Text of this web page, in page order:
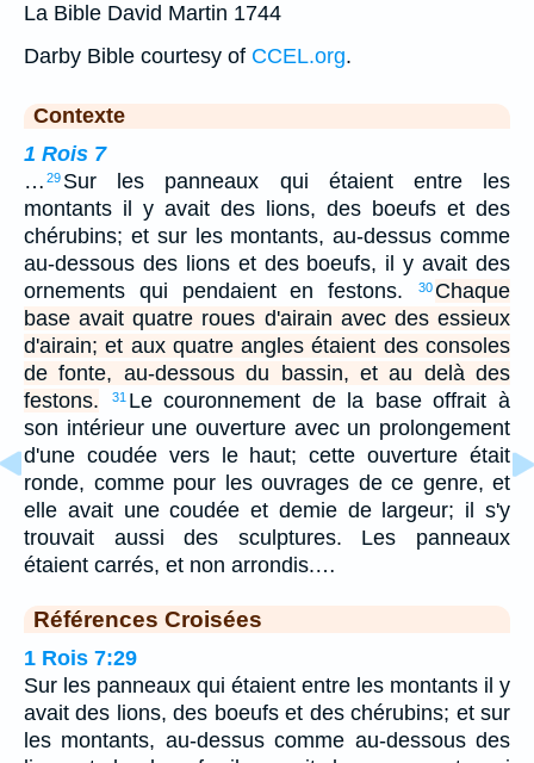
La Bible David Martin 1744
Darby Bible courtesy of CCEL.org.
Contexte
1 Rois 7
… 29 Sur les panneaux qui étaient entre les
montants il y avait des lions, des boeufs et des
chérubins; et sur les montants, au-dessus comme
au-dessous des lions et des boeufs, il y avait des
ornements qui pendaient en festons.
30 Chaque
base avait quatre roues d'airain avec des essieux
d'airain; et aux quatre angles étaient des consoles
de fonte, au-dessous du bassin, et au delà des
festons.
31 Le couronnement de la base offrait à
son intérieur une ouverture avec un prolongement
d'une coudée vers le haut; cette ouverture était
ronde, comme pour les ouvrages de ce genre, et
elle avait une coudée et demie de largeur; il s'y
trouvait aussi des sculptures. Les panneaux
étaient carrés, et non arrondis.…
Références Croisées
1 Rois 7:29
Sur les panneaux qui étaient entre les montants il y
avait des lions, des boeufs et des chérubins; et sur
les montants, au-dessus comme au-dessous des